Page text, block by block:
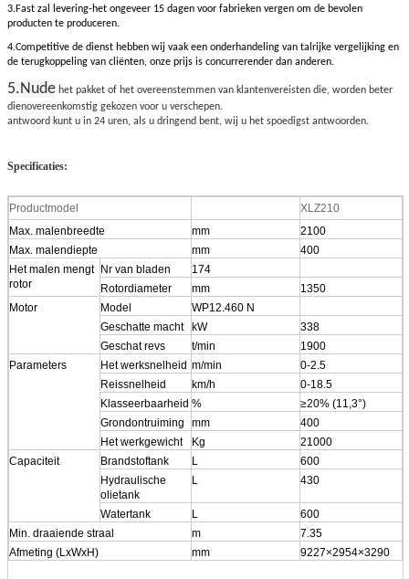
3.Fast zal levering-het ongeveer 15 dagen voor fabrieken vergen om de bevolen
producten te produceren.
4.Competitive de dienst hebben wij vaak een onderhandeling van talrijke vergelijking en
de terugkoppeling van cliënten, onze prijs is concurrerender dan anderen.
5.Nude het pakket of het overeenstemmen van klantenvereisten die, worden beter
dienovereenkomstig gekozen voor u verschepen.
antwoord kunt u in 24 uren, als u dringend bent, wij u het spoedigst antwoorden.
Specificaties:
Productmodel
XLZ210
Max. malenbreedte
mm
2100
Max. malendiepte
mm
400
Het malen mengt
rotor
Nr van bladen
174
Rotordiameter
mm
1350
Motor
Model
WP12.460 N
Geschatte macht
kW
338
Geschat revs
t/min
1900
Parameters
Het werksnelheid m/min
0-2.5
Reissnelheid
km/h
0-18.5
Klasseerbaarheid %
≥20% (11,3°)
Grondontruiming
mm
400
Het werkgewicht
Kg
21000
Capaciteit
Brandstoftank L
600
Hydraulische
olietank
L 430
Watertank L
600
Min. draaiende straal
m
7.35
Afmeting (LxWxH)
mm 9227×2954×3290